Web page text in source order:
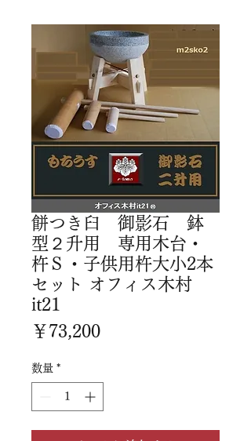
餅つき臼 御影石 鉢
型２升用 専用木台・
杵Ｓ・子供用杵大小2本
セット オフィス木村
it21
￥73,200価
数量 *